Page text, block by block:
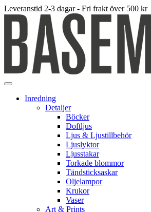
Leveranstid 2-3 dagar - Fri frakt över 500 kr
Inredning
Detaljer
Böcker
Doftljus
Ljus & Ljustillbehör
Ljuslyktor
Ljusstakar
Torkade blommor
Tändsticksaskar
Oljelampor
Krukor
Vaser
Art & Prints